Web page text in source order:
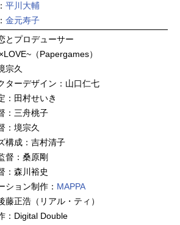
平川大輔
金元寿子
とプロデューサー
（Papergames）
宗久
ターデザイン：山口仁七
：田村せいき
：三舟桃子
：境宗久
構成：吉村清子
督：桑原剛
：森川裕史
ション制作： MAPPA
藤正浩（リアル・ティ）
：Digital Double